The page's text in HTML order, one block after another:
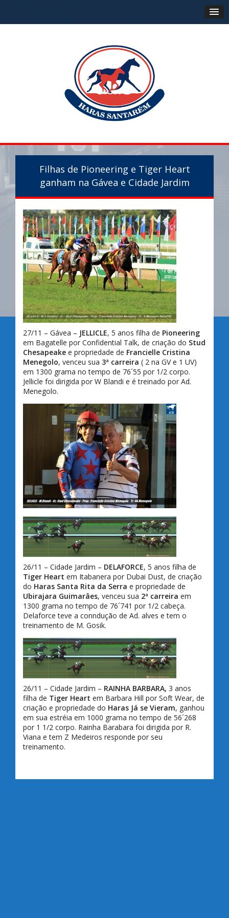
Filhas de Pioneering e Tiger Heart
ganham na Gávea e Cidade Jardim
27/11 – Gávea – JELLICLE, 5 anos filha de Pioneering
em Bagatelle por Confidential Talk, de criação do Stud
Chesapeake e propriedade de Francielle Cristina
Menegolo, venceu sua 3ª carreira ( 2 na GV e 1 UV)
em 1300 grama no tempo de 76´55 por 1/2 corpo.
Jellicle foi dirigida por W Blandi e é treinado por Ad.
Menegolo.
26/11 – Cidade Jardim – DELAFORCE, 5 anos filha de
Tiger Heart em Itabanera por Dubai Dust, de criação
do Haras Santa Rita da Serra e propriedade de
Ubirajara Guimarâes, venceu sua 2ª carreira em
1300 grama no tempo de 76´741 por 1/2 cabeça.
Delaforce teve a conndução de Ad. alves e tem o
treinamento de M. Gosik.
26/11 – Cidade Jardim – RAINHA BARBARA, 3 anos
filha de Tiger Heart em Barbara Hill por Soft Wear, de
criação e propriedade do Haras Já se Vieram, ganhou
em sua estréia em 1000 grama no tempo de 56´268
por 1 1/2 corpo. Rainha Barabara foi dirigida por R.
Viana e tem Z Medeiros responde por seu
treinamento.